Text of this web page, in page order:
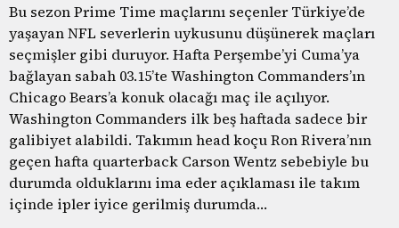
Bu sezon Prime Time maçlarını seçenler Türkiye’de
yaşayan NFL severlerin uykusunu düşünerek maçları
seçmişler gibi duruyor. Hafta Perşembe’yi Cuma’ya
bağlayan sabah 03.15’te Washington Commanders’ın
Chicago Bears’a konuk olacağı maç ile açılıyor.
Washington Commanders ilk beş haftada sadece bir
galibiyet alabildi. Takımın head koçu Ron Rivera’nın
geçen hafta quarterback Carson Wentz sebebiyle bu
durumda olduklarını ima eder açıklaması ile takım
içinde ipler iyice gerilmiş durumda…